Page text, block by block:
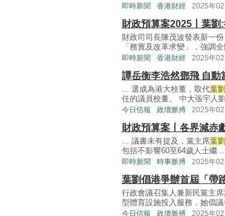
即時新聞 香港財經 2025年02
財政預算案2025丨葉劉
財政司司長陳茂波發表新一
「務實及改革求變」，強調
即時新聞 香港財經 2025年02
譚岳衡李浩然鄧飛 自動
... 選成為港大校董，取代葉
任的議員校董。 中大張宇人
今日信報 政壇脈搏 2025年02
財政預算案丨各界減赤
... 議書未有提及，黨主席葉
包括不影響60至64歲人士繼
即時新聞 時事脈搏 2025年02
葉劉倡港爭辦首屆「帶
行政會議召集人兼新民黨主席
型體育設施投入服務，她倡
今日信報 政壇脈搏 2025年02